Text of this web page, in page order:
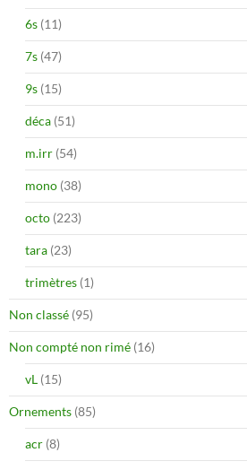
6s (11)
7s (47)
9s (15)
déca (51)
m.irr (54)
mono (38)
octo (223)
tara (23)
trimètres (1)
Non classé (95)
Non compté non rimé (16)
vL (15)
Ornements (85)
acr (8)